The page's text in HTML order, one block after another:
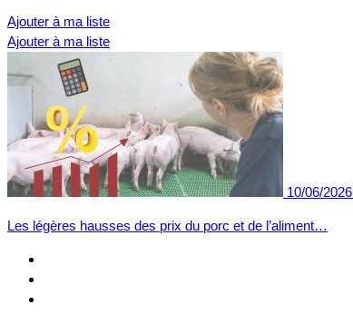
Ajouter à ma liste
Ajouter à ma liste
10/06/2026
Les légères hausses des prix du porc et de l’aliment…